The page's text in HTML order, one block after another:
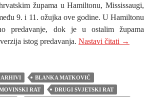
župama u Hamiltonu, Mississaugi,
9. i 11. ožujka ove godine. U Hamiltonu
predavanje, dok je u ostalim župama
istog predavanja. Nastavi čitati →
ARHIVI
BLANKA MATKOVIĆ
RAT
DRUGI SVJETSKI RAT